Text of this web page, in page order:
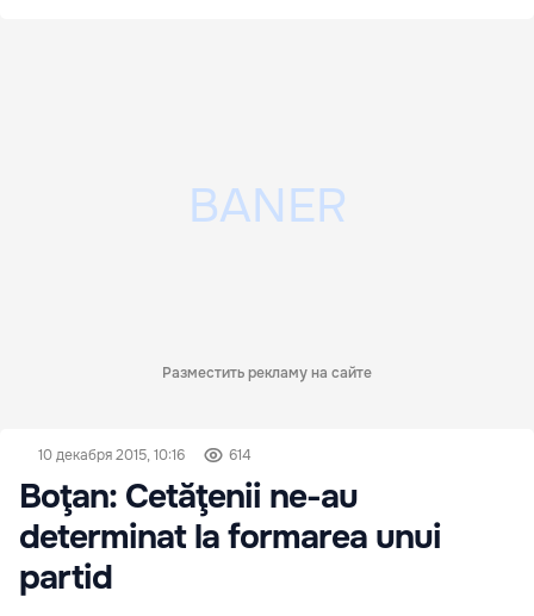
Разместить рекламу на сайте
10 декабря 2015, 10:16 614
Boţan: Cetăţenii ne-au
determinat la formarea unui
partid